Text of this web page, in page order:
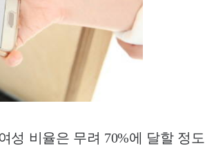
성 비율은 무려 70%에 달할 정도